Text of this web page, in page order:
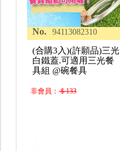
No. 94113082310
(合購3入)(許願品)三光
白鐵蓋.可適用三光餐
具組 @碗餐具
非會員：＄133